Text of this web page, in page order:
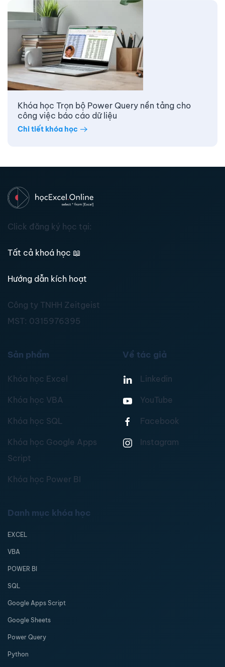
Khóa học Trọn bộ Power Query nền tảng cho
công việc báo cáo dữ liệu
Chi tiết khóa học
Click đăng ký học tại:
Tất cả khoá học 📖
Hướng dẫn kích hoạt
Công ty TNHH Zeitgeist
MST: 0315976395
Sản phẩm
Khóa học Excel
Khóa học VBA
Khóa học SQL
Khóa học Google Apps
Script
Khóa học Power BI
Về tác giả
Linkedin
YouTube
Facebook
Instagram
Danh mục khóa học
EXCEL
VBA
POWER BI
SQL
Google Apps Script
Google Sheets
Power Query
Python